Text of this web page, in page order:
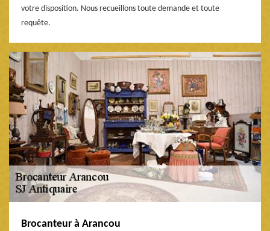
votre disposition. Nous recueillons toute demande et toute
requête.
Brocanteur à Arancou